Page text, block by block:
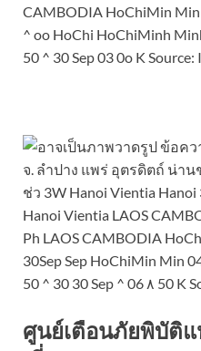
ศูนย์เตือนภัยพิบัติ